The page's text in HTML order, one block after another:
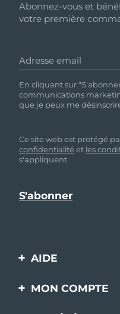
Abonnez-vous et
votre première
Adresse email
En cliquant sur
communications
que je peux me
Ce site web est protégé
confidentialité et les
s'appliquent.
AIDE
Contactez-nous
MON COMPTE